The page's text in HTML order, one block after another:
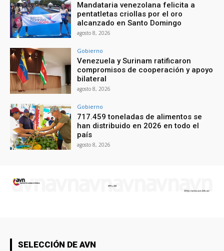
Mandataria venezolana felicita a
pentatletas criollas por el oro
alcanzado en Santo Domingo
agosto 8, 2026
Gobierno
Venezuela y Surinam ratificaron
compromisos de cooperación y apoyo
bilateral
agosto 8, 2026
Gobierno
717.459 toneladas de alimentos se
han distribuido en 2026 en todo el
país
agosto 8, 2026
SELECCIÓN DE AVN